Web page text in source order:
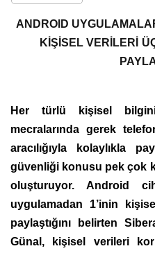
ANDROID
KİŞİSEL VERİLERİ
Her türlü kişisel
mecralarında gerek
aracılığıyla kolaylıkla
güvenliği konusu pek çok
oluşturuyor. Android
uygulamadan 1’inin
paylaştığını belirten
Günal, kişisel verileri